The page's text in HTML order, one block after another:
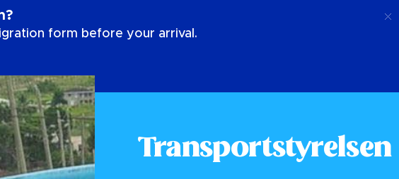
form before your arrival.
Transportstyrelsen